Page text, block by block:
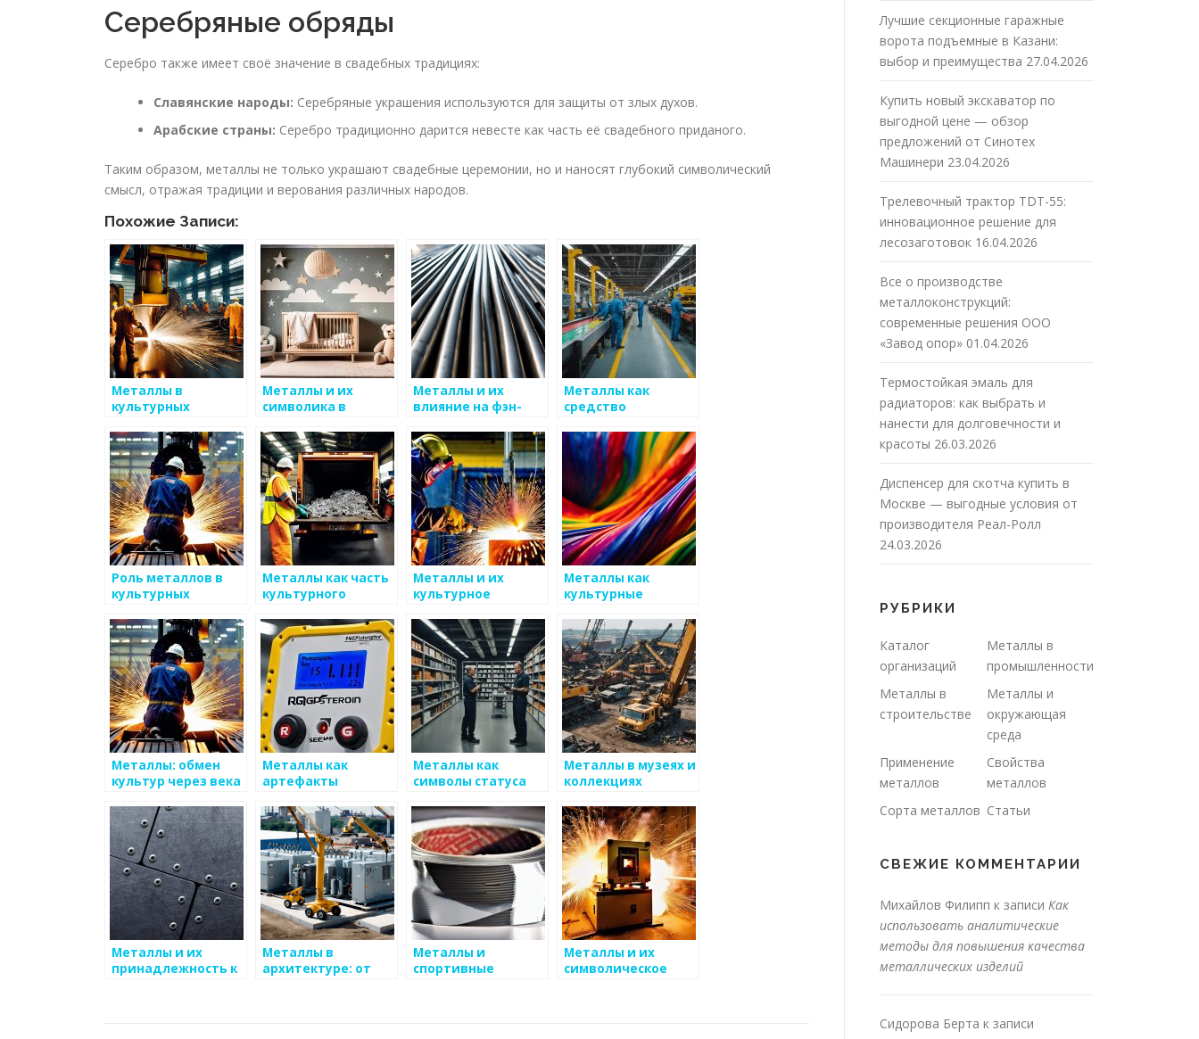
Серебряные обряды
Серебро также имеет своё значение в свадебных традициях:
Славянские народы: Серебряные украшения используются для защиты от злых духов.
Арабские страны: Серебро традиционно дарится невесте как часть её свадебного приданого.
Таким образом, металлы не только украшают свадебные церемонии, но и наносят глубокий символический
смысл, отражая традиции и верования различных народов.
Похожие Записи:
Металлы в
культурных
народов
Металлы и их
символика в
Металлы и их
влияние на фэн-
Металлы как
средство
культурных
традиций
Роль металлов в
культурных
Металлы как часть
культурного
Металлы и их
культурное
Металлы как
культурные
Металлы: обмен
культур через века
Металлы как
артефакты
Металлы как
символы статуса
Металлы в музеях и
коллекциях
Металлы и их
принадлежность к
Металлы в
архитектуре: от
Металлы и
спортивные
Металлы и их
символическое
Лучшие секционные гаражные
ворота подъемные в Казани:
выбор и преимущества 27.04.2026
Купить новый экскаватор по
выгодной цене — обзор
предложений от Синотех
Машинери 23.04.2026
Трелевочный трактор TDT-55:
инновационное решение для
лесозаготовок 16.04.2026
Все о производстве
металлоконструкций:
современные решения ООО
«Завод опор» 01.04.2026
Термостойкая эмаль для
радиаторов: как выбрать и
нанести для долговечности и
красоты 26.03.2026
Диспенсер для скотча купить в
Москве — выгодные условия от
производителя Реал-Ролл
24.03.2026
РУБРИКИ
Каталог
организаций
Металлы в
промышленности
Металлы в
строительстве
Металлы и
окружающая
среда
Применение
металлов
Свойства
металлов
Сорта металлов Статьи
СВЕЖИЕ КОММЕНТАРИИ
Михайлов Филипп к записи Как
использовать аналитические
методы для повышения качества
металлических изделий
Сидорова Берта к записи